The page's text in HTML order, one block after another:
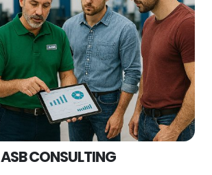
ASB CONSULTING